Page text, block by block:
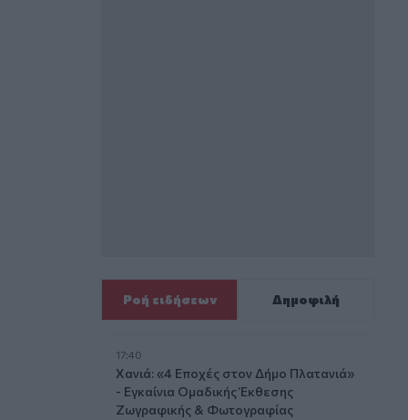
Ροή ειδήσεων Δημοφιλή
17:40
Χανιά: «4 Εποχές στον Δήμο Πλατανιά»
- Εγκαίνια Ομαδικής Έκθεσης
Ζωγραφικής & Φωτογραφίας